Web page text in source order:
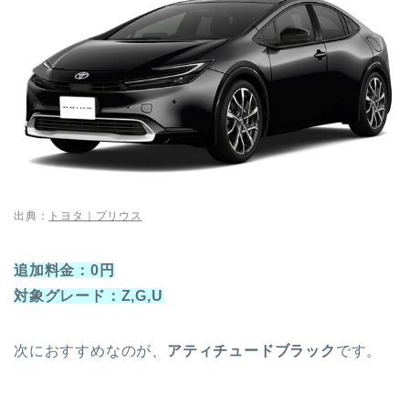
出典： トヨタ｜プリウス
追加料金：0円
対象グレード：Z,G,U
次におすすめなのが、 アティチュードブラック です。